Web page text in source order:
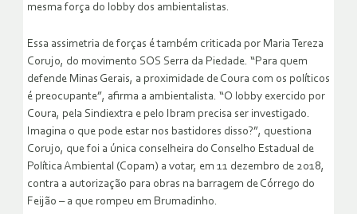
mesma força do lobby dos ambientalistas.
Essa assimetria de forças é também criticada por Maria Tereza
Corujo, do movimento SOS Serra da Piedade. “Para quem
defende Minas Gerais, a proximidade de Coura com os políticos
é preocupante”, afirma a ambientalista. “O lobby exercido por
Coura, pela Sindiextra e pelo Ibram precisa ser investigado.
Imagina o que pode estar nos bastidores disso?”, questiona
Corujo, que foi a única conselheira do Conselho Estadual de
Política Ambiental (Copam) a votar, em 11 dezembro de 2018,
contra a autorização para obras na barragem de Córrego do
Feijão – a que rompeu em Brumadinho.